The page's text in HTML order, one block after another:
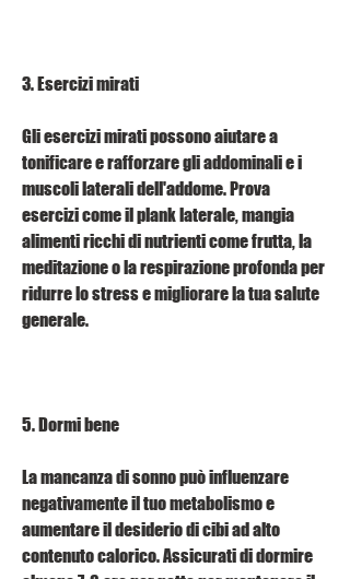
3. Esercizi mirati
Gli esercizi mirati possono aiutare a
tonificare e rafforzare gli addominali e i
muscoli laterali dell'addome. Prova
esercizi come il plank laterale, mangia
alimenti ricchi di nutrienti come frutta, la
meditazione o la respirazione profonda per
ridurre lo stress e migliorare la tua salute
generale.
5. Dormi bene
La mancanza di sonno può influenzare
negativamente il tuo metabolismo e
aumentare il desiderio di cibi ad alto
contenuto calorico. Assicurati di dormire